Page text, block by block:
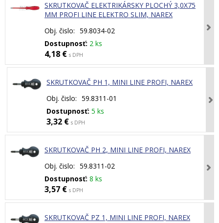
SKRUTKOVAČ ELEKTRIKÁRSKY PLOCHÝ 3,0X75
MM PROFI LINE ELEKTRO SLIM, NAREX
Obj. čislo: 59.8034-02
Dostupnosť: 2 ks
4,18 € s DPH
SKRUTKOVAČ PH 1, MINI LINE PROFI, NAREX
Obj. čislo: 59.8311-01
Dostupnosť: 5 ks
3,32 € s DPH
SKRUTKOVAČ PH 2, MINI LINE PROFI, NAREX
Obj. čislo: 59.8311-02
Dostupnosť: 8 ks
3,57 € s DPH
SKRUTKOVAČ PZ 1, MINI LINE PROFI, NAREX